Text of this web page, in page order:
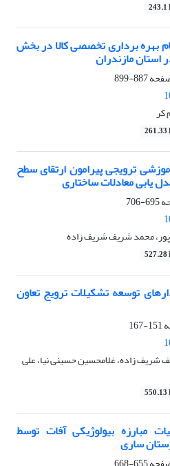
243.1
بهره برداری تخصصی کالا در بخش
مازندران
887-899
کر
261.33
ترویجی پیرامون ارتقای سطح
یابی معادلات ساختاری
695-706
محمد شریف شریف زاده
527.28
توسعه تشکیلات ترویج تعاون
151-167
شریف زاده، غلامحسین حسینی نیا، علی
550.13
مبارزه بیولوژیکی آفات توسط
ساری